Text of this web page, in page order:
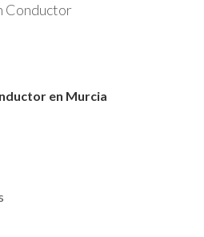
Conductor
en Murcia